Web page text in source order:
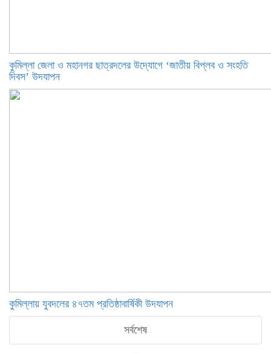
কুমিল্লা জেলা ও মহানগর ছাত্রদলের উদ্যোগে ‘জাতীয় বিপ্লব ও সংহতি
দিবস’ উদযাপন
কুমিল্লায় যুবদলের ৪৭তম প্রতিষ্ঠাবার্ষিকী উদযাপন
সর্বশেষ